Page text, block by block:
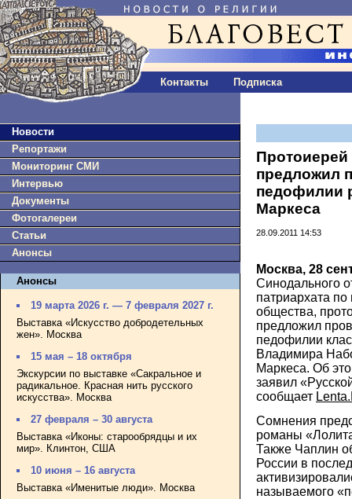
Контакты Подписка
Новости
Репортажи
Мониторинг СМИ
Интервью
Документы
Фотогалереи
Статьи
Анонсы
Анонсы
19 марта 2026 г. — 7 февраля 2027 г.
Выставка «Искусство добродетельных
жен». Москва
15 мая – 18 октября
Экскурсии по выставке «Сакральное и
радикальное. Красная нить русского
искусства». Москва
27 февраля – 30 августа
Выставка «Иконы: старообрядцы и их
мир». Клинтон, США
10 июня – 16 августа
Выставка «Именитые люди». Москва
предложил
педофилии
Маркеса
28.09.2011 14:53
Москва, 28
Синодального
патриархата
общества,
предложил
педофилии
Владимира
Маркеса. Об
заявил
сообщает
Сомнения
романы
Также Чаплин
России в
называемого